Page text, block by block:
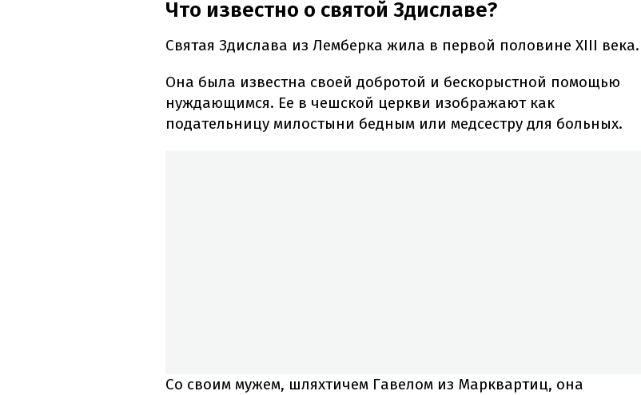
Что известно о святой Здиславе?
Святая Здислава из Лемберка жила в первой половине XIII века.
Она была известна своей добротой и бескорыстной помощью
нуждающимся. Ее в чешской церкви изображают как
подательницу милостыни бедным или медсестру для больных.
Со своим мужем, шляхтичем Гавелом из Марквартиц, она